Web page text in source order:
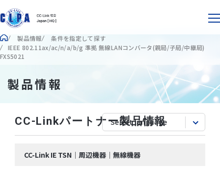
製品情報
条件を指定して探す
IEEE 802.11ax/ac/n/a/b/g 準拠 無線LANコンバータ(親局/子局/中継局)
FXS5021
製品情報
CC-Linkパートナー製品情報
CC-Link IE TSN｜周辺機器｜無線機器